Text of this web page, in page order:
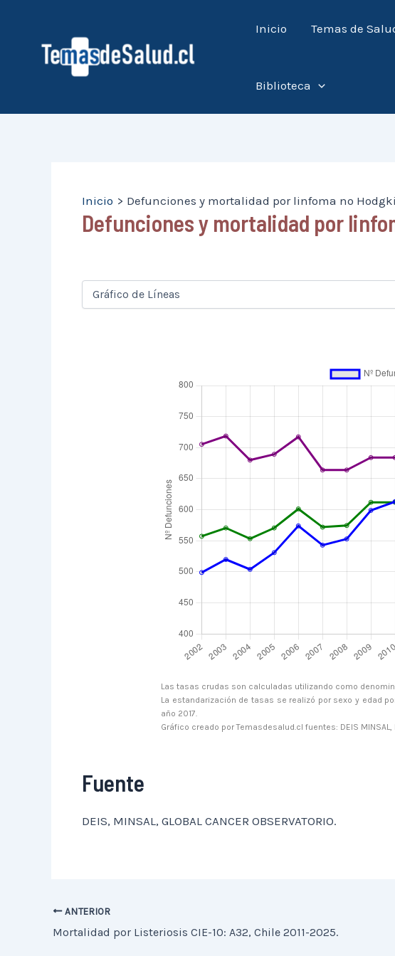
contenido
Inicio Temas de
Biblioteca
Inicio Defunciones y mortalidad por linfoma no
Defunciones y mortalidad por
Las tasas crudas son calculadas utilizando como
La estandarización de tasas se realizó por sexo y edad
año 2017.
Gráfico creado por Temasdesalud.cl fuentes: DEIS MINSAL,
Fuente
DEIS, MINSAL, GLOBAL CANCER OBSERVATORIO.
ANTERIOR
Mortalidad por Listeriosis CIE-10: A32, Chile 2011-2025.